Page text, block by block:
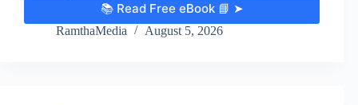
📚 Read Free eBook 📘 ➤
RamthaMedia August 5, 2026